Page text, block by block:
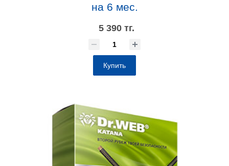
на 6 мес.
5 390 тг.
Купить